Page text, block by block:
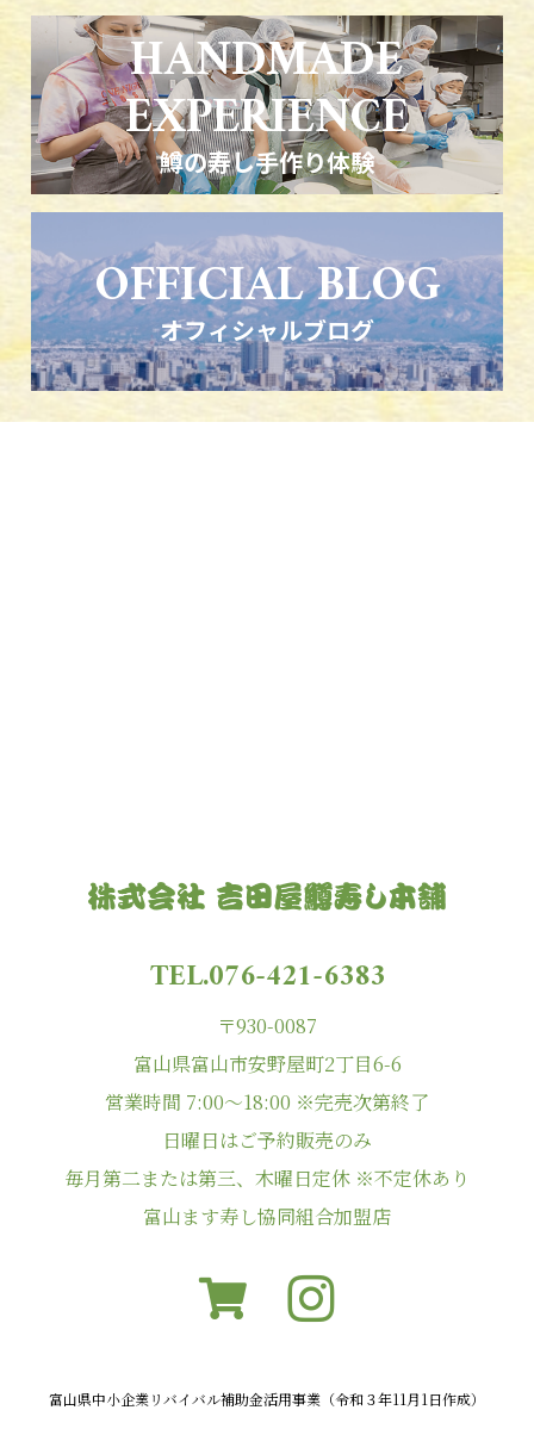
HANDMADE
EXPERIENCE
鱒の寿し手作り体験
OFFICIAL BLOG
オフィシャルブログ
TEL.076-421-6383
〒930-0087
富山県富山市安野屋町2丁目6-6
営業時間 7:00〜18:00 ※完売次第終了
日曜日はご予約販売のみ
毎月第二または第三、木曜日定休 ※不定休あり
富山ます寿し協同組合加盟店
富山県中小企業リバイバル補助金活用事業（令和３年11月1日作成）